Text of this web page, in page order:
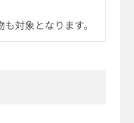
対象となります。